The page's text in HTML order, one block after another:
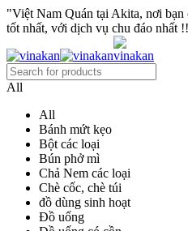
"Việt Nam Quán tại Akita, nơi bạn
tốt nhất, với dịch vụ chu đáo nhất
All
All
Bánh mứt kẹo
Bột các loại
Bún phở mì
Chả Nem các loại
Chè cốc, chè túi
đồ dùng sinh hoạt
Đồ uống